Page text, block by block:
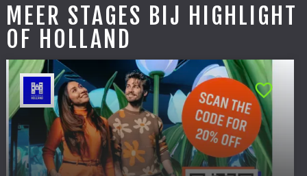
MEER STAGES BIJ HIGHLIGHT
OF HOLLAND